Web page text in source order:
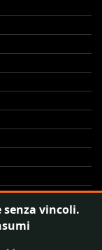
senza vincoli.